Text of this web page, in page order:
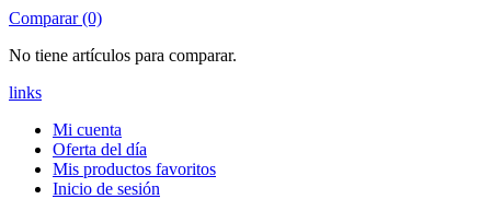
Comparar (0)
No tiene artículos para comparar.
links
Mi cuenta
Oferta del día
Mis productos favoritos
Inicio de sesión